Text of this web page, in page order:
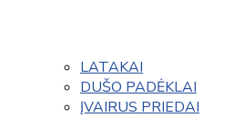
LATAKAI
DUŠO PADĖKLAI
ĮVAIRUS PRIEDAI